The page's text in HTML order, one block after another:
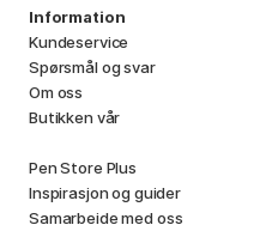
Information
Kundeservice
Spørsmål og svar
Om oss
Butikken vår
Pen Store Plus
Inspirasjon og guider
Samarbeide med oss